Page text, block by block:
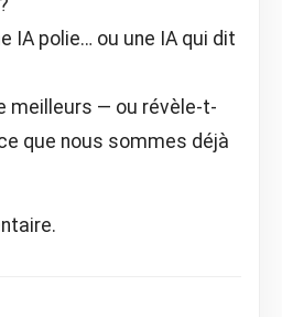
IA polie… ou une IA qui dit
meilleurs — ou révèle-t-
que nous sommes déjà